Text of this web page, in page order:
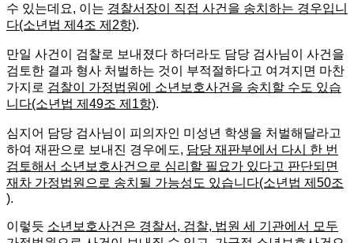
수 있는데요, 이는 경찰서장이 직접 사건을 송치하는 경우입니
다(소년법 제4조 제2항).
만일 사건이 검찰로 보내졌다 하더라도 담당 검사님이 사건을
검토한 결과 형사 처벌하는 것이 부적절하다고 여겨지면 마찬
가지로 검찰이 가정법원에 소년보호사건을 송치할 수도 있습
니다(소년법 제49조 제1항).
심지어 담당 검사님이 피의자인 미성년 학생을 처벌해달라고
하여 재판으로 보내진 경우에도, 담당 재판부에서 다시 한 번
검토해서 소년보호사건으로 심리할 필요가 있다고 판단되면
재차 가정법원으로 송치될 가능성도 있습니다(소년법 제50조
).
이렇듯 소년보호사건은 경찰서, 검찰, 법원 세 기관에서 모두